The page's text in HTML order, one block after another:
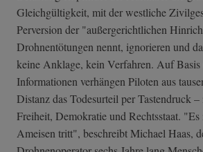
Gleichgültigkeit, mit der westliche
Perversion der "außergerichtlichen
Drohnentötungen nennt, ignorieren und
keine Anklage, kein Verfahren. Auf Basis
Informationen verhängen Piloten aus
Distanz das Todesurteil per Tastendruck
Freiheit, Demokratie und Rechtsstaat.
Ameisen tritt", beschreibt Michael Haas,